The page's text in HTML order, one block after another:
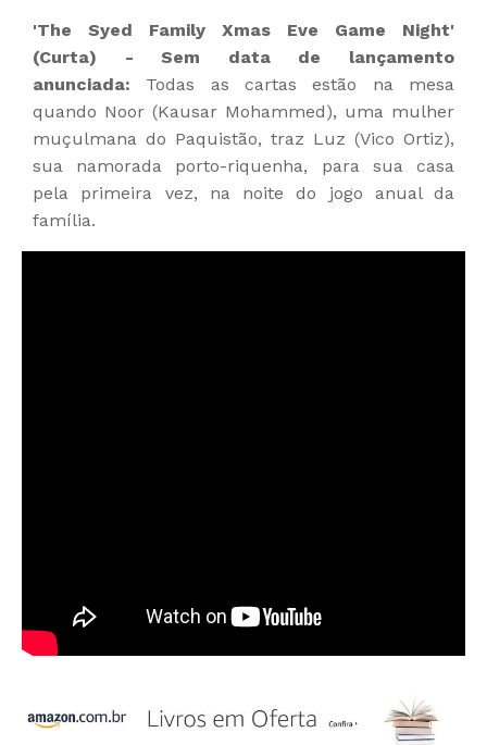
'The Syed Family Xmas Eve Game Night'
(Curta) - Sem data de lançamento
anunciada: Todas as cartas estão na mesa
quando Noor (Kausar Mohammed), uma mulher
muçulmana do Paquistão, traz Luz (Vico Ortiz),
sua namorada porto-riquenha, para sua casa
pela primeira vez, na noite do jogo anual da
família.